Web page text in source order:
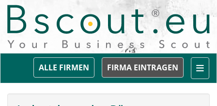
FIRMA EINTRAGEN
ALLE FIRMEN